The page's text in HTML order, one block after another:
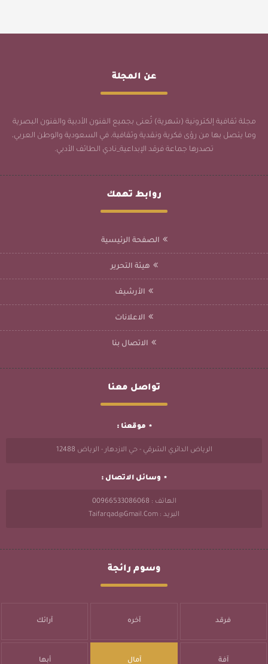
عن المجلة
مجلة ثقافية إلكترونية (شهرية) تُعنى بجميع الفنون الأدبية والفنون البصرية
وما يتصل بها من رؤى فكرية ونقدية وثقافية، في السعودية والوطن العربي،
تصدرها جماعة فرقد الإبداعية_نادي الطائف الأدبي.
روابط تهمك
الصفحة الرئيسية
هيئة التحرير
الأرشيف
الاعلانات
الاتصال بنا
تواصل معنا
موقعنا :
الرياض الدائري الشرقي - حي الازدهار - الرياض 12488
وسائل الاتصال :
الهاتف : 00966533086068
البريد : Taifarqad@gmail.com
وسوم رائجة
فرقد آخره آرائك
آفة آمال أبها